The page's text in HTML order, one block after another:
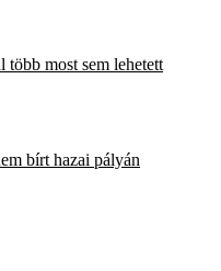
több most sem lehetett
bírt hazai pályán